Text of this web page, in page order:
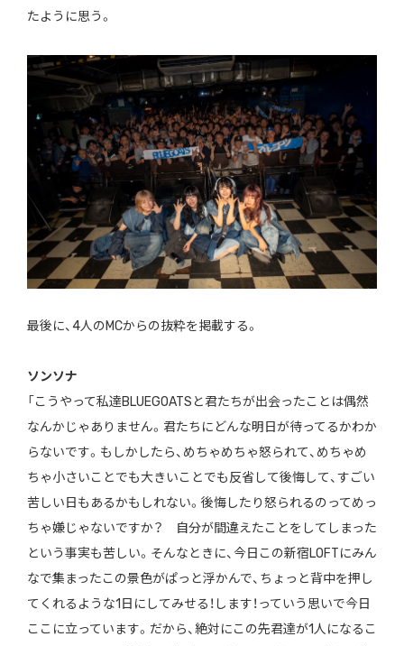
たように思う。
最後に、4人のMCからの抜粋を掲載する。
ソンソナ
「こうやって私達BLUEGOATSと君たちが出会ったことは偶然
なんかじゃありません。君たちにどんな明日が待ってるかわか
らないです。もしかしたら、めちゃめちゃ怒られて、めちゃめ
ちゃ小さいことでも大きいことでも反省して後悔して、すごい
苦しい日もあるかもしれない。後悔したり怒られるのってめっ
ちゃ嫌じゃないですか？ 自分が間違えたことをしてしまった
という事実も苦しい。そんなときに、今日この新宿LOFTにみん
なで集まったこの景色がぱっと浮かんで、ちょっと背中を押し
てくれるような1日にしてみせる！します！っていう思いで今日
ここに立っています。だから、絶対にこの先君達が1人になるこ